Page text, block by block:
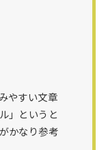
やすい文章
」というと
かなり参考